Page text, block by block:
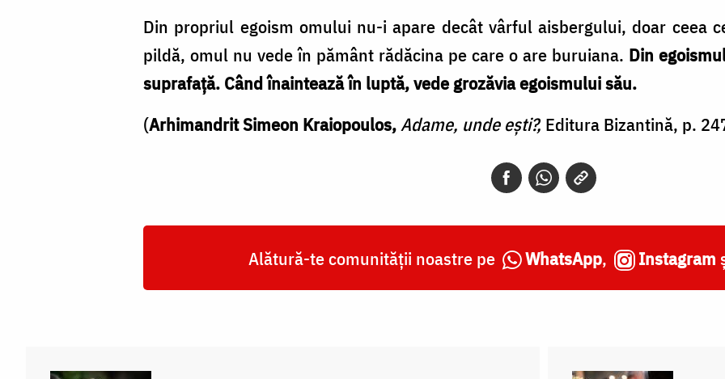
Din propriul egoism omului nu-i apare decât vârful aisbergului, doar ceea
pildă, omul nu vede în pământ rădăcina pe care o are buruiana. Din
suprafaţă. Când înaintează în luptă, vede grozăvia egoismului său.
(Arhimandrit Simeon Kraiopoulos,Adame, unde eşti?, Editura Bizantină, p.
Alătură-te comunității noastre pe WhatsApp, Instagram